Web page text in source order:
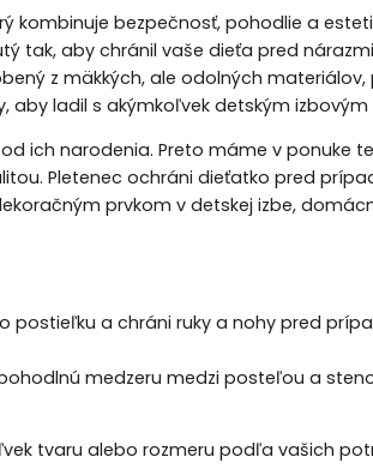
kombinuje bezpečnosť, pohodlie a
tak, aby chránil vaše dieťa pred
z mäkkých, ale odolných materiálov,
aby ladil s akýmkoľvek detským
ich narodenia. Preto máme v ponuke
Pletenec ochráni dieťatko pred
prvkom v detskej izbe,
postieľku a chráni ruky a nohy pred
medzeru medzi posteľou a
tvaru alebo rozmeru podľa vašich